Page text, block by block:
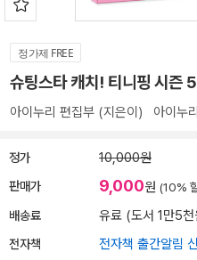
정가제 FREE
슈팅스타 캐치! 티니핑 시즌
아이누리 편집부 (지은이) 아이누리
정가 10,000원
판매가 9,000원 (10%
배송료 유료 (도서 1만5
전자책 전자책 출간알림